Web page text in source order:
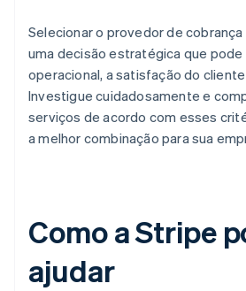
Selecionar o provedor de
uma decisão estratégica que
operacional, a satisfação do
Investigue cuidadosamente e
serviços de acordo com esses
a melhor combinação para sua
Como a Stripe
ajudar